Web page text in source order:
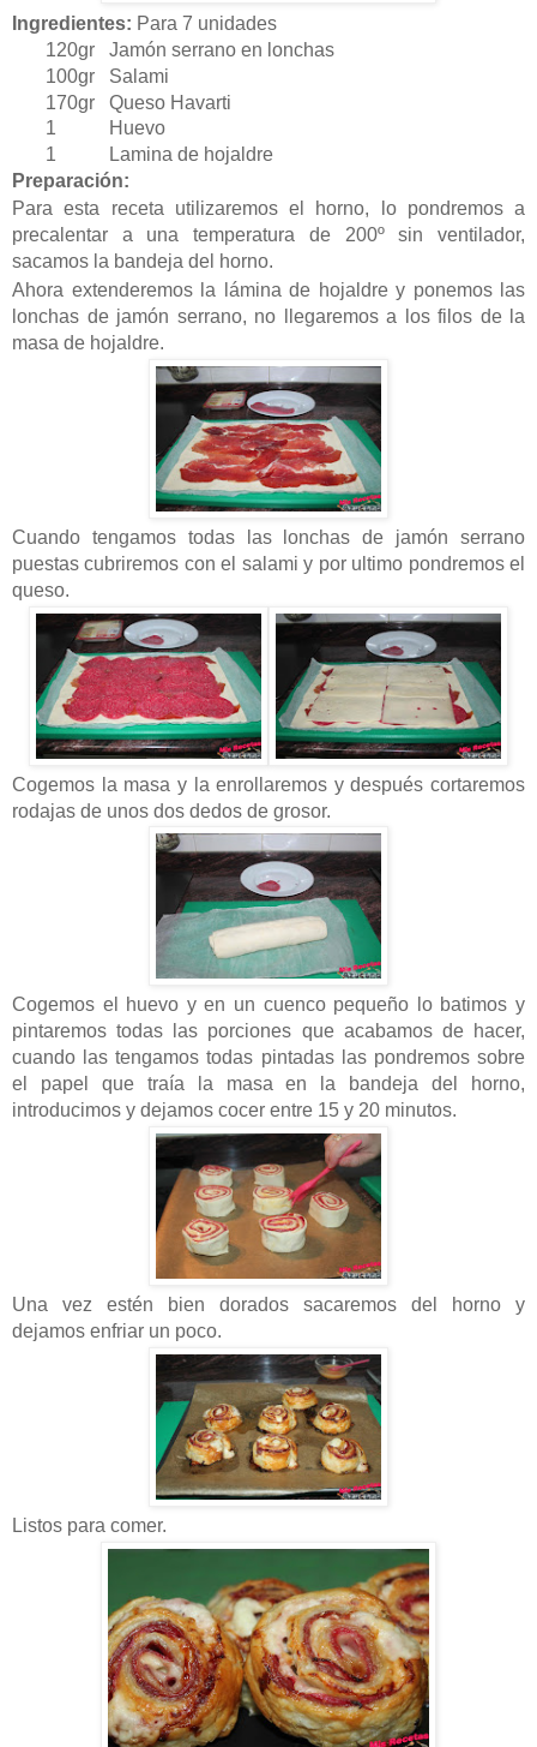
Ingredientes: Para 7 unidades
120gr Jamón serrano en lonchas
100gr Salami
170gr Queso Havarti
1 Huevo
1 Lamina de hojaldre
Preparación:
Para esta receta utilizaremos el horno, lo pondremos a
precalentar a una temperatura de 200º sin ventilador,
sacamos la bandeja del horno.
Ahora extenderemos la lámina de hojaldre y ponemos las
lonchas de jamón serrano, no llegaremos a los filos de la
masa de hojaldre.
Cuando tengamos todas las lonchas de jamón serrano
puestas cubriremos con el salami y por ultimo pondremos el
queso.
Cogemos la masa y la enrollaremos y después cortaremos
rodajas de unos dos dedos de grosor.
Cogemos el huevo y en un cuenco pequeño lo batimos y
pintaremos todas las porciones que acabamos de hacer,
cuando las tengamos todas pintadas las pondremos sobre
el papel que traía la masa en la bandeja del horno,
introducimos y dejamos cocer entre 15 y 20 minutos.
Una vez estén bien dorados sacaremos del horno y
dejamos enfriar un poco.
Listos para comer.